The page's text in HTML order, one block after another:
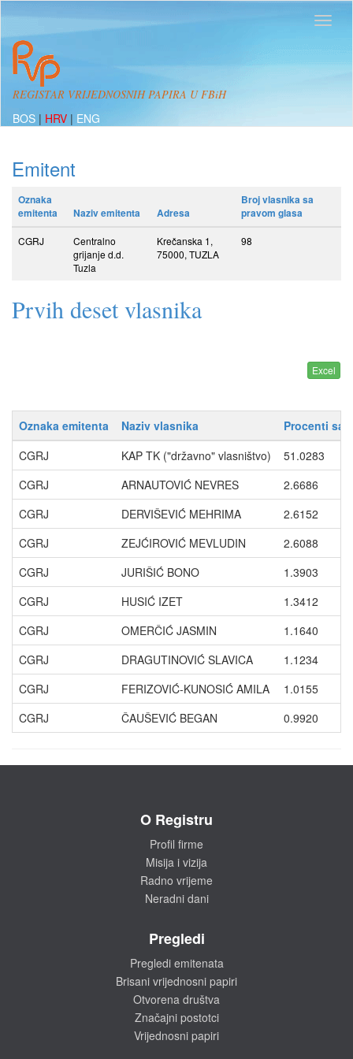
REGISTAR VRIJEDNOSNIH PAPIRA U FBiH
BOS | HRV | ENG
Emitent
Oznaka
emitenta
Naziv emitenta Adresa
Broj vlasnika sa
pravom glasa
CGRJ
Centralno
grijanje d.d.
Tuzla
Krečanska 1,
75000, TUZLA
98
Prvih deset vlasnika
Oznaka emitenta Naziv vlasnika
Procenti sa
CGRJ
KAP TK ("državno" vlasništvo)
51.0283
CGRJ
ARNAUTOVIĆ NEVRES
2.6686
CGRJ
DERVIŠEVIĆ MEHRIMA
2.6152
CGRJ
ZEJĆIROVIĆ MEVLUDIN
2.6088
CGRJ
JURIŠIĆ BONO
1.3903
CGRJ
HUSIĆ IZET
1.3412
CGRJ
OMERČIĆ JASMIN
1.1640
CGRJ
DRAGUTINOVIĆ SLAVICA
1.1234
CGRJ
FERIZOVIĆ-KUNOSIĆ AMILA
1.0155
CGRJ
ČAUŠEVIĆ BEGAN 0.9920
O Registru
Profil firme
Misija i vizija
Radno vrijeme
Neradni dani
Pregledi
Pregledi emitenata
Brisani vrijednosni papiri
Otvorena društva
Značajni postotci
Vrijednosni papiri